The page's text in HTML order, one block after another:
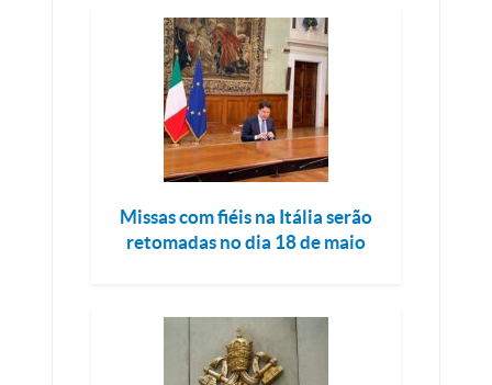
Missas com fiéis na Itália serão
retomadas no dia 18 de maio